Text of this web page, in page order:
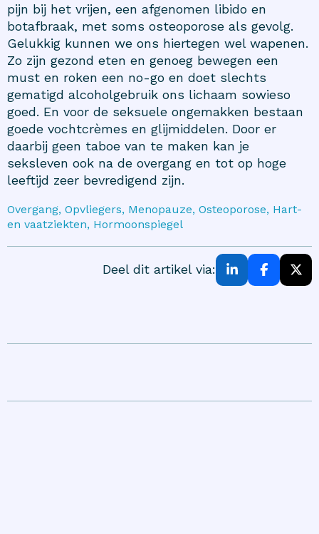
pijn bij het vrijen, een afgenomen libido en
botafbraak, met soms osteoporose als gevolg.
Gelukkig kunnen we ons hiertegen wel wapenen.
Zo zijn gezond eten en genoeg bewegen een
must en roken een no-go en doet slechts
gematigd alcoholgebruik ons lichaam sowieso
goed. En voor de seksuele ongemakken bestaan
goede vochtcrèmes en glijmiddelen. Door er
daarbij geen taboe van te maken kan je
seksleven ook na de overgang en tot op hoge
leeftijd zeer bevredigend zijn.
Overgang, Opvliegers, Menopauze, Osteoporose, Hart-
en vaatziekten, Hormoonspiegel
Deel dit artikel via: